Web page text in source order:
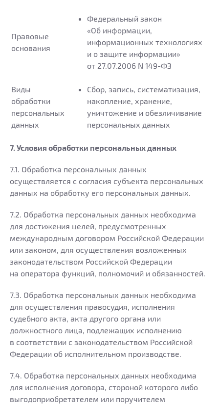
Правовые
основания
Федеральный закон
«Об информации,
информационных технологиях
и о защите информации»
от 27.07.2006 N 149-ФЗ
Виды
обработки
персональных
данных
Сбор, запись, систематизация,
накопление, хранение,
уничтожение и обезличивание
персональных данных
7. Условия обработки персональных данных
7.1. Обработка персональных данных
осуществляется с согласия субъекта персональных
данных на обработку его персональных данных.
7.2. Обработка персональных данных необходима
для достижения целей, предусмотренных
международным договором Российской Федерации
или законом, для осуществления возложенных
законодательством Российской Федерации
на оператора функций, полномочий и обязанностей.
7.3. Обработка персональных данных необходима
для осуществления правосудия, исполнения
судебного акта, акта другого органа или
должностного лица, подлежащих исполнению
в соответствии с законодательством Российской
Федерации об исполнительном производстве.
7.4. Обработка персональных данных необходима
для исполнения договора, стороной которого либо
выгодоприобретателем или поручителем